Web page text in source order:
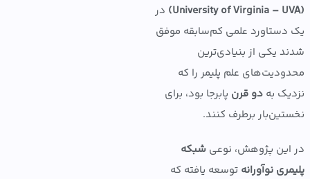
در
علمی کم‌سابقه موفق
یکی از بنیادی‌ترین
علم پلیمر را که
بهدو قرنپابرجا بود، برای
برطرف کنند.
پژوهش، نوعیشبکه
نوآورانهتوسعه یافته که